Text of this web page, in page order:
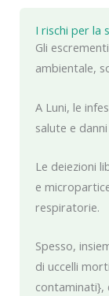
I rischi per la
Gli
ambientale,
A Luni, le
salute e
Le deiezioni
e
respiratorie.
Spesso,
di uccelli
contaminati},